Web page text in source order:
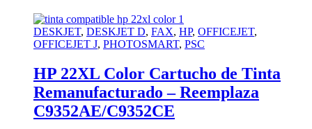
DESKJET, DESKJET D, FAX, HP, OFFICEJET,
OFFICEJET J, PHOTOSMART, PSC
HP 22XL Color Cartucho de Tinta
Remanufacturado – Reemplaza
C9352AE/C9352CE